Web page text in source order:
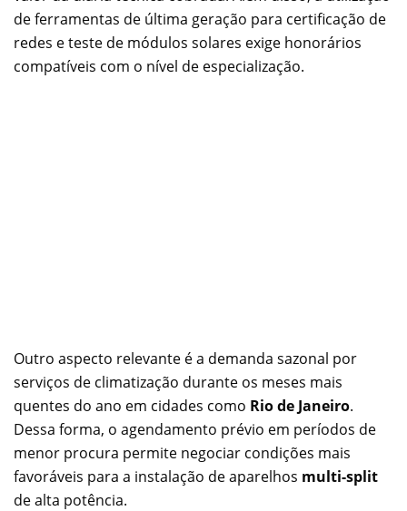
de ferramentas de última geração para certificação de
redes e teste de módulos solares exige honorários
compatíveis com o nível de especialização.
Outro aspecto relevante é a demanda sazonal por
serviços de climatização durante os meses mais
quentes do ano em cidades como Rio de Janeiro.
Dessa forma, o agendamento prévio em períodos de
menor procura permite negociar condições mais
favoráveis para a instalação de aparelhos multi-split
de alta potência.